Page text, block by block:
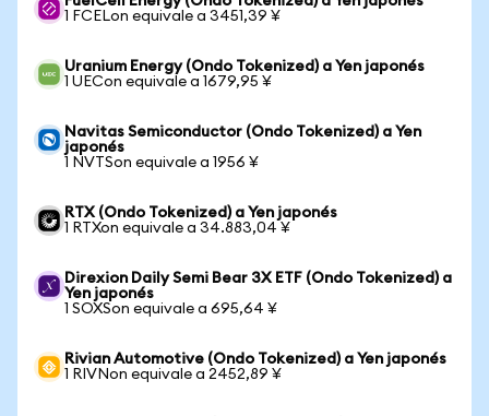
1 FCELon equivale a 3451,39 ¥
Uranium Energy (Ondo Tokenized) a Yen japonés
1 UECon equivale a 1679,95 ¥
Navitas Semiconductor (Ondo Tokenized) a Yen
japonés
1 NVTSon equivale a 1956 ¥
RTX (Ondo Tokenized) a Yen japonés
1 RTXon equivale a 34.883,04 ¥
Direxion Daily Semi Bear 3X ETF (Ondo Tokenized) a
Yen japonés
1 SOXSon equivale a 695,64 ¥
Rivian Automotive (Ondo Tokenized) a Yen japonés
1 RIVNon equivale a 2452,89 ¥